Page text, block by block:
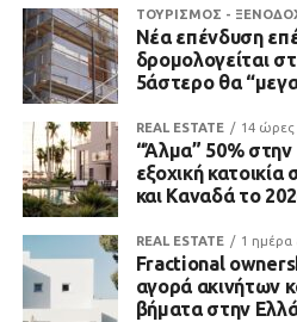
ΤΟΥΡΙΣΜΟΣ -
Νέα επένδυση
δρομολογείται
5άστερο θα
REAL ESTATE 14 ώρες
“Άλμα” 50% στην
εξοχική
και Καναδά το
REAL ESTATE 1 ημέρα
Fractional
αγορά ακινήτων
βήματα στην